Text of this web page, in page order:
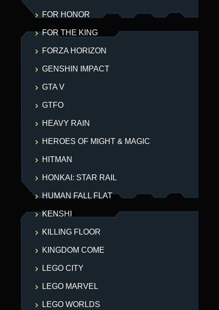
FOR HONOR
FOR THE KING
FORZA HORIZON
GENSHIN IMPACT
GTA V
GTFO
HEAVY RAIN
HEROES OF MIGHT & MAGIC
HITMAN
HONKAI: STAR RAIL
HUMAN FALL FLAT
KENSHI
KILLING FLOOR
KINGDOM COME
LEGO CITY
LEGO MARVEL
LEGO WORLDS